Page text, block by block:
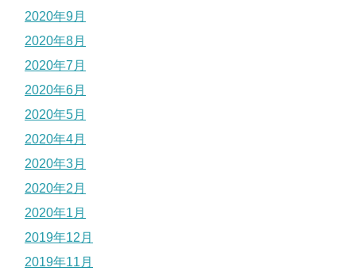
2020年9月
2020年8月
2020年7月
2020年6月
2020年5月
2020年4月
2020年3月
2020年2月
2020年1月
2019年12月
2019年11月